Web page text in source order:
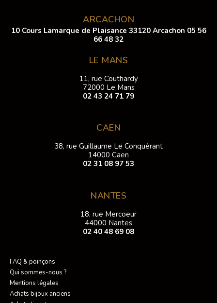
ARCACHON
10 Cours Lamarque de Plaisance 33120 Arcachon 05 56
66 48 32
LE MANS
11, rue Couthardy
72000 Le Mans
02 43 24 71 79
CAEN
38, rue Guillaume Le Conquérant
14000 Caen
02 31 08 97 53
NANTES
18, rue Mercoeur
44000 Nantes
02 40 48 69 08
FAQ & poinçons
Qui sommes-nous ?
Mentions légales
Achats bijoux anciens